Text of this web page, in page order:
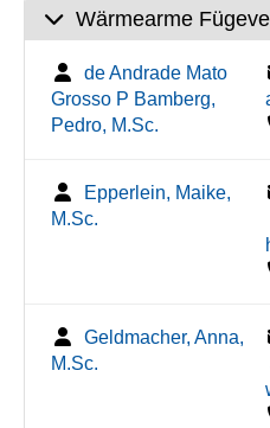
Wärmearme
de Andrade Mato
Grosso P Bamberg,
Pedro, M.Sc.
Epperlein, Maike,
M.Sc.
Geldmacher, Anna,
M.Sc.